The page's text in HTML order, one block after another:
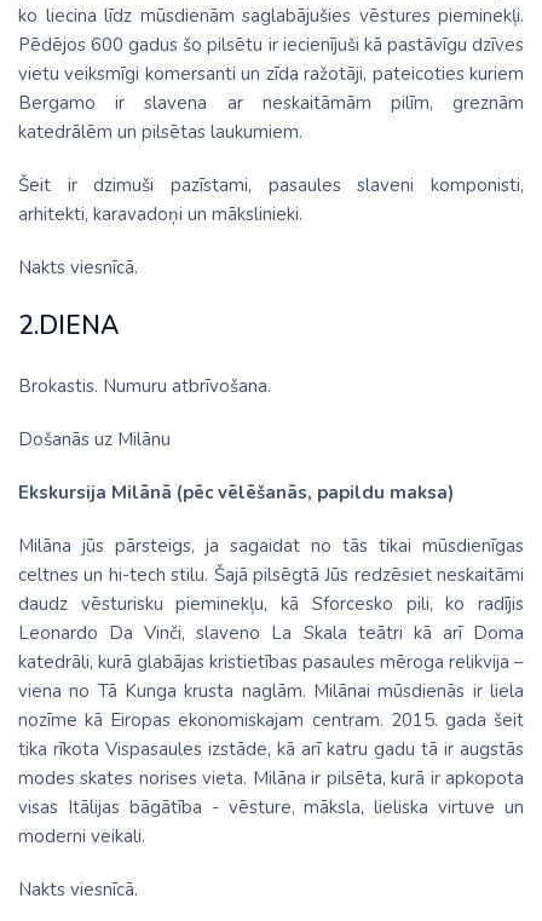
ko liecina līdz mūsdienām saglabājušies vēstures pieminekļi.
Pēdējos 600 gadus šo pilsētu ir iecienījuši kā pastāvīgu dzīves
vietu veiksmīgi komersanti un zīda ražotāji, pateicoties kuriem
Bergamo ir slavena ar neskaitāmām pilīm, greznām
katedrālēm un pilsētas laukumiem.
Šeit ir dzimuši pazīstami, pasaules slaveni komponisti,
arhitekti, karavadoņi un mākslinieki.
Nakts viesnīcā.
2.DIENA
Brokastis. Numuru atbrīvošana.
Došanās uz Milānu
Ekskursija Milānā (pēc vēlēšanās, papildu maksa)
Milāna jūs pārsteigs, ja sagaidat no tās tikai mūsdienīgas
celtnes un hi-tech stilu. Šajā pilsēgtā Jūs redzēsiet neskaitāmi
daudz vēsturisku pieminekļu, kā Sforcesko pili, ko radījis
Leonardo Da Vinči, slaveno La Skala teātri kā arī Doma
katedrāli, kurā glabājas kristietības pasaules mēroga relikvija –
viena no Tā Kunga krusta naglām. Milānai mūsdienās ir liela
nozīme kā Eiropas ekonomiskajam centram. 2015. gada šeit
tika rīkota Vispasaules izstāde, kā arī katru gadu tā ir augstās
modes skates norises vieta. Milāna ir pilsēta, kurā ir apkopota
visas Itālijas bāgātība - vēsture, māksla, lieliska virtuve un
moderni veikali.
Nakts viesnīcā.